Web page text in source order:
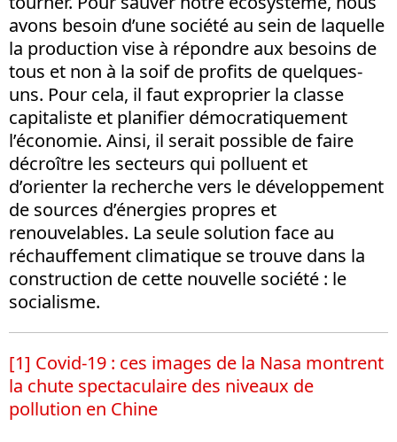
avons besoin d’une société au sein de laquelle
la production vise à répondre aux besoins de
tous et non à la soif de profits de quelques-
uns. Pour cela, il faut exproprier la classe
capitaliste et planifier démocratiquement
l’économie. Ainsi, il serait possible de faire
décroître les secteurs qui polluent et
d’orienter la recherche vers le développement
de sources d’énergies propres et
renouvelables. La seule solution face au
réchauffement climatique se trouve dans la
construction de cette nouvelle société : le
socialisme.
[1] Covid-19 : ces images de la Nasa montrent
la chute spectaculaire des niveaux de
pollution en Chine